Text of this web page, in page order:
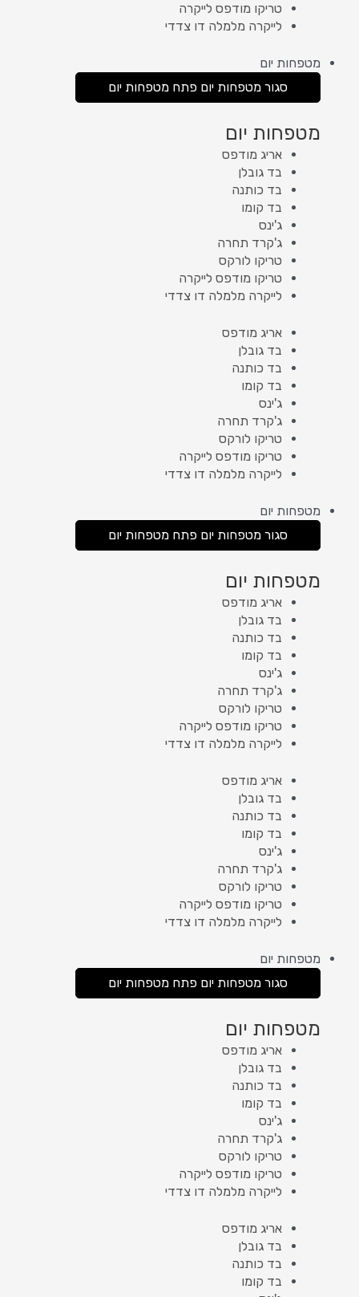
טריקו מודפס לייקרה
לייקרה מלמלה דו צדדי
מטפחות יום
סגור מטפחות יום פתח מטפחות יום
מטפחות יום
אריג מודפס
בד גובלן
בד כותנה
בד קומו
ג'ינס
ג'קרד תחרה
טריקו לורקס
טריקו מודפס לייקרה
לייקרה מלמלה דו צדדי
אריג מודפס
בד גובלן
בד כותנה
בד קומו
ג'ינס
ג'קרד תחרה
טריקו לורקס
טריקו מודפס לייקרה
לייקרה מלמלה דו צדדי
מטפחות יום
סגור מטפחות יום פתח מטפחות יום
מטפחות יום
אריג מודפס
בד גובלן
בד כותנה
בד קומו
ג'ינס
ג'קרד תחרה
טריקו לורקס
טריקו מודפס לייקרה
לייקרה מלמלה דו צדדי
אריג מודפס
בד גובלן
בד כותנה
בד קומו
ג'ינס
ג'קרד תחרה
טריקו לורקס
טריקו מודפס לייקרה
לייקרה מלמלה דו צדדי
מטפחות יום
סגור מטפחות יום פתח מטפחות יום
מטפחות יום
אריג מודפס
בד גובלן
בד כותנה
בד קומו
ג'ינס
ג'קרד תחרה
טריקו לורקס
טריקו מודפס לייקרה
לייקרה מלמלה דו צדדי
אריג מודפס
בד גובלן
בד כותנה
בד קומו